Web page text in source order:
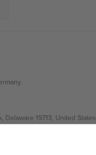
Delaware 19713, United States